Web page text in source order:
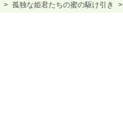
> 孤独な姫君たちの蜜の駆け引き >